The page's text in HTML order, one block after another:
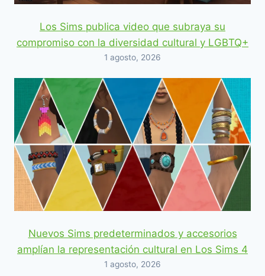
Los Sims publica video que subraya su
compromiso con la diversidad cultural y LGBTQ+
1 agosto, 2026
Nuevos Sims predeterminados y accesorios
amplían la representación cultural en Los Sims 4
1 agosto, 2026